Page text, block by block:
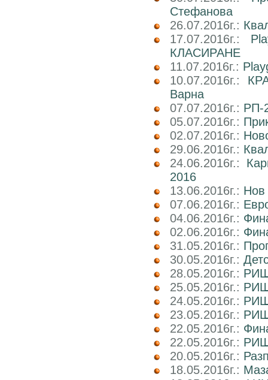
Стефанова
26.07.2016г.:
17.07.2016г.:
КЛАСИРАНЕ
11.07.2016г.:
10.07.2016г.:
Варна
07.07.2016г.: РП-
05.07.2016г.:
02.07.2016г.:
29.06.2016г.:
24.06.2016г.:
2016
13.06.2016г.:
07.06.2016г.:
04.06.2016г.:
02.06.2016г.:
31.05.2016г.:
30.05.2016г.:
28.05.2016г.: РИШ
25.05.2016г.:
24.05.2016г.:
23.05.2016г.: РИШ
22.05.2016г.:
22.05.2016г.: РИШ
20.05.2016г.:
18.05.2016г.: